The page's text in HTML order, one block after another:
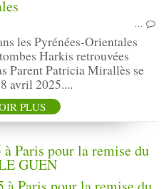
…
les Pyrénées-Orientales
Harkis retrouvées
Parent Patricia Mirallès se
avril 2025....
PLUS
Paris pour la remise du
GUEN